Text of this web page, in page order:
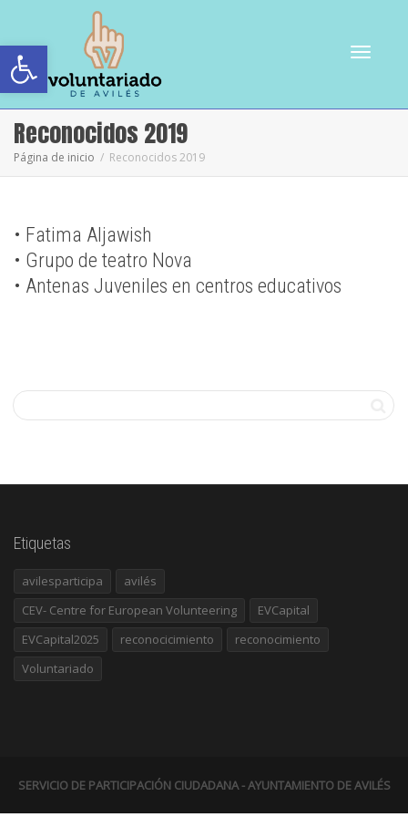
Abrir barra de herramientas
Reconocidos 2019
Página de inicio Reconocidos 2019
• Fatima Aljawish
• Grupo de teatro Nova
• Antenas Juveniles en centros educativos
Etiquetas
avilesparticipa
avilés
CEV- Centre for European Volunteering
EVCapital
EVCapital2025
reconocicimiento
reconocimiento
Voluntariado
SERVICIO DE PARTICIPACIÓN CIUDADANA - AYUNTAMIENTO DE AVILÉS